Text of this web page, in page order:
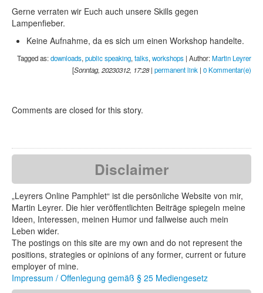
Gerne verraten wir Euch auch unsere Skills gegen
Lampenfieber.
Keine Aufnahme, da es sich um einen Workshop handelte.
Tagged as:downloads, public speaking, talks, workshops | Author:Martin Leyrer
[Sonntag, 20230312, 17:28| permanent link | 0 Kommentar(e)
Comments are closed for this story.
Disclaimer
„Leyrers Online Pamphlet“ ist die persönliche Website von mir,
Martin Leyrer. Die hier veröffentlichten Beiträge spiegeln meine
Ideen, Interessen, meinen Humor und fallweise auch mein
Leben wider.
The postings on this site are my own and do not represent the
positions, strategies or opinions of any former, current or future
employer of mine.
Impressum / Offenlegung gemäß § 25 Mediengesetz